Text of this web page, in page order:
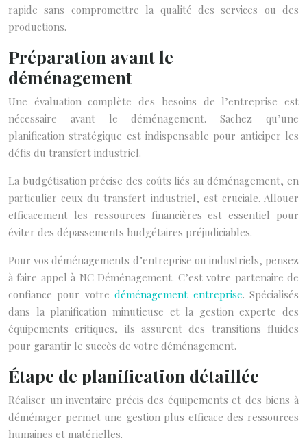
rapide sans compromettre la qualité des services ou des
productions.
Préparation avant le
déménagement
Une évaluation complète des besoins de l’entreprise est
nécessaire avant le déménagement. Sachez qu’une
planification stratégique est indispensable pour anticiper les
défis du transfert industriel.
La budgétisation précise des coûts liés au déménagement, en
particulier ceux du transfert industriel, est cruciale. Allouer
efficacement les ressources financières est essentiel pour
éviter des dépassements budgétaires préjudiciables.
Pour vos déménagements d’entreprise ou industriels, pensez
à faire appel à NC Déménagement. C’est votre partenaire de
confiance pour votredéménagement entreprise. Spécialisés
dans la planification minutieuse et la gestion experte des
équipements critiques, ils assurent des transitions fluides
pour garantir le succès de votre déménagement.
Étape de planification détaillée
Réaliser un inventaire précis des équipements et des biens à
déménager permet une gestion plus efficace des ressources
humaines et matérielles.